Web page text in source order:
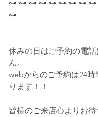
⊶ ⊶ ⊶ ⊶ ⊶ ⊶ ⊶ ⊶ ⊶
⊶
休みの日はご予約の電
ん。
webからのご予約は24時
ります！！
皆様のご来店心よりお待